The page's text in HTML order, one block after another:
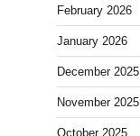
February 2026
January 2026
December 2025
November 2025
October 2025